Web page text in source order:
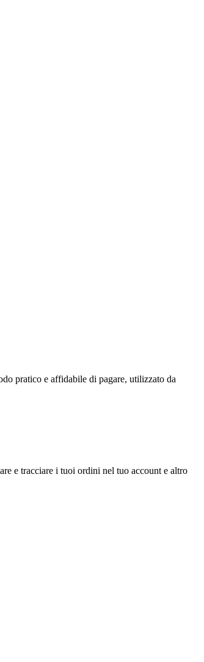
pratico e affidabile di pagare, utilizzato da
e tracciare i tuoi ordini nel tuo account e altro